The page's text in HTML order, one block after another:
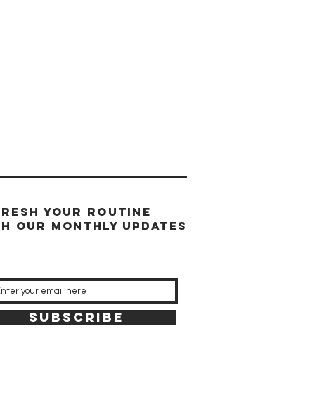
YOUR ROUTINE
our MONTHLy updates
SUBSCRIBE